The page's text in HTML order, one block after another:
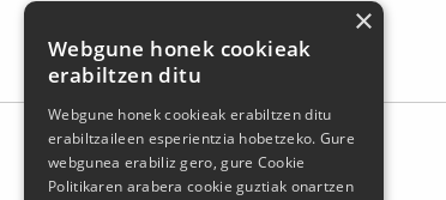
×
Webgune honek cookieak
erabiltzen ditu
Webgune honek cookieak erabiltzen ditu
erabiltzaileen esperientzia hobetzeko. Gure
webgunea erabiliz gero, gure Cookie
Politikaren arabera cookie guztiak onartzen